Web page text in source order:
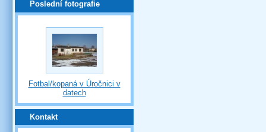
Poslední fotografie
Fotbal/kopaná v Úročnici v
datech
Kontakt